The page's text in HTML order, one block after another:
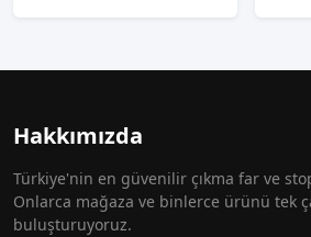
Hakkımızda
Türkiye'nin en güvenilir çıkma far ve
Onlarca mağaza ve binlerce ürünü tek
buluşturuyoruz.